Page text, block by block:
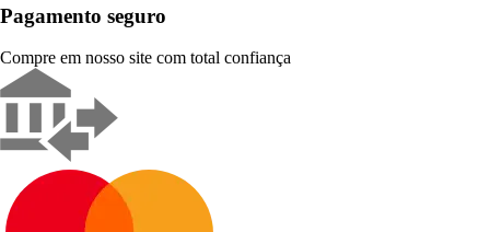
Pagamento seguro
Compre em nosso site com total confiança